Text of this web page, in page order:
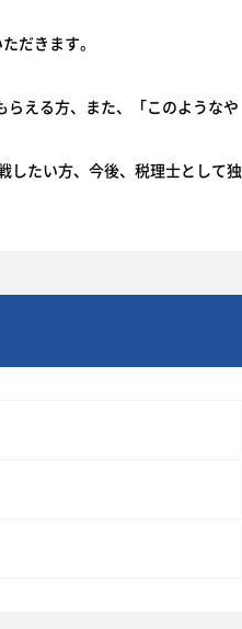
だきます。
える方、また、「このようなや
したい方、今後、税理士として独